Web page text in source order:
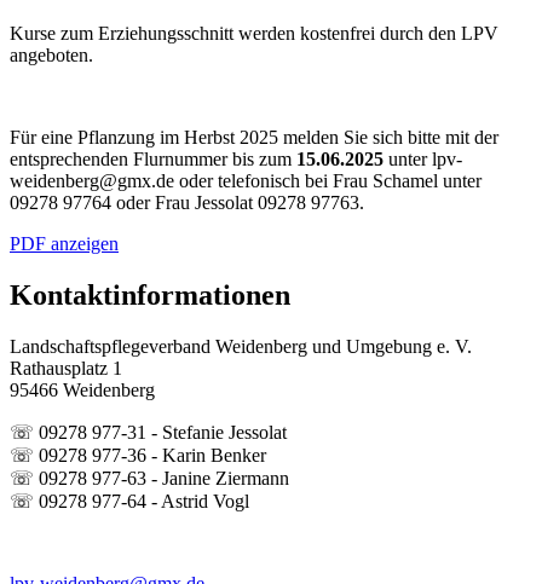
Kurse zum Erziehungsschnitt werden kostenfrei durch den LPV
angeboten.
Für eine Pflanzung im Herbst 2025 melden Sie sich bitte mit der
entsprechenden Flurnummer bis zum 15.06.2025 unter lpv-
weidenberg@gmx.de oder telefonisch bei Frau Schamel unter
09278 97764 oder Frau Jessolat 09278 97763.
PDF anzeigen
Kontaktinformationen
Landschaftspflegeverband Weidenberg und Umgebung e. V.
Rathausplatz 1
95466 Weidenberg
☏ 09278 977-31 - Stefanie Jessolat
☏ 09278 977-36 - Karin Benker
☏ 09278 977-63 - Janine Ziermann
☏ 09278 977-64 - Astrid Vogl